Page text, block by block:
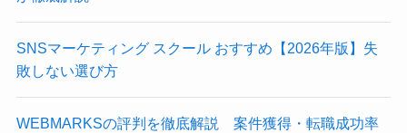
SNSマーケティング スクール おすすめ【2026年版】失
敗しない選び方
WEBMARKSの評判を徹底解説 案件獲得・転職成功率